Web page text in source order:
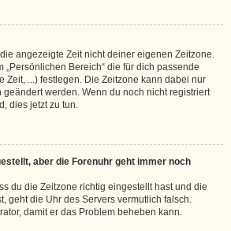
angezeigte Zeit nicht deiner eigenen Zeitzone.
„Persönlichen Bereich“ die für dich passende
Zeit, ...) festlegen. Die Zeitzone kann dabei nur
werden. Wenn du noch nicht registriert
dies jetzt zu tun.
aber die Forenuhr geht immer noch
du die Zeitzone richtig eingestellt hast und die
geht die Uhr des Servers vermutlich falsch.
damit er das Problem beheben kann.